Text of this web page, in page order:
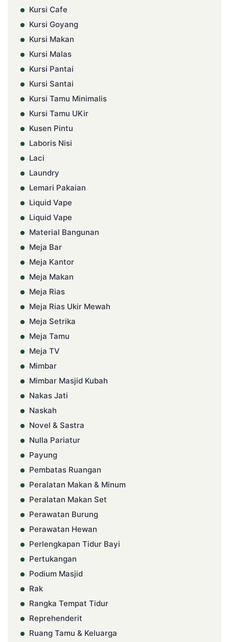
Kursi Cafe
Kursi Goyang
Kursi Makan
Kursi Malas
Kursi Pantai
Kursi Santai
Kursi Tamu Minimalis
Kursi Tamu UKir
Kusen Pintu
Laboris Nisi
Laci
Laundry
Lemari Pakaian
Liquid Vape
Liquid Vape
Material Bangunan
Meja Bar
Meja Kantor
Meja Makan
Meja Rias
Meja Rias Ukir Mewah
Meja Setrika
Meja Tamu
Meja TV
Mimbar
Mimbar Masjid Kubah
Nakas Jati
Naskah
Novel & Sastra
Nulla Pariatur
Payung
Pembatas Ruangan
Peralatan Makan & Minum
Peralatan Makan Set
Perawatan Burung
Perawatan Hewan
Perlengkapan Tidur Bayi
Pertukangan
Podium Masjid
Rak
Rangka Tempat Tidur
Reprehenderit
Ruang Tamu & Keluarga